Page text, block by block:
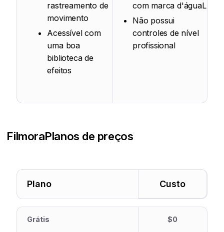
rastreamento de
movimento
Acessível com
uma boa
biblioteca de
efeitos
com marca d'águaL
Não possui
controles de nível
profissional
FilmoraPlanos de preços
Plano Custo
Grátis $0